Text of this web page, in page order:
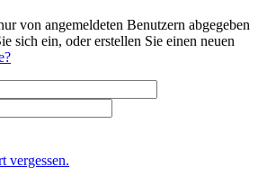
von angemeldeten Benutzern abgegeben
sich ein, oder erstellen Sie einen neuen
vergessen.